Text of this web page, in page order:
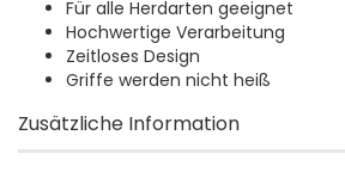
Für alle Herdarten geeignet
Hochwertige Verarbeitung
Zeitloses Design
Griffe werden nicht heiß
Zusätzliche Information